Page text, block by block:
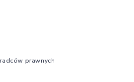
prawnych